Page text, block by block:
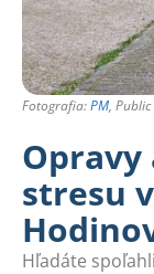
Fotografia:PM,
Opravy
stresu
Hľadáte